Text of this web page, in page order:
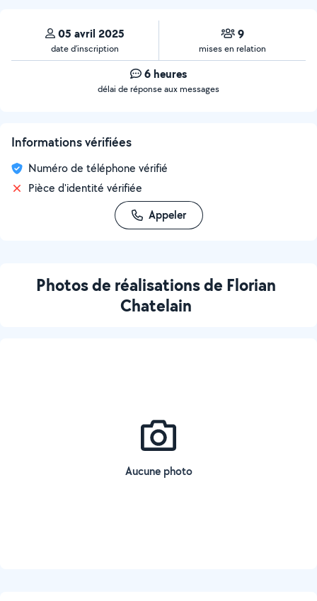
05 avril 2025
date d’inscription
9
mises en relation
6 heures
délai de réponse aux messages
Informations vérifiées
Numéro de téléphone vérifié
Pièce d'identité vérifiée
Appeler
Photos de réalisations de Florian
Chatelain
Aucune photo